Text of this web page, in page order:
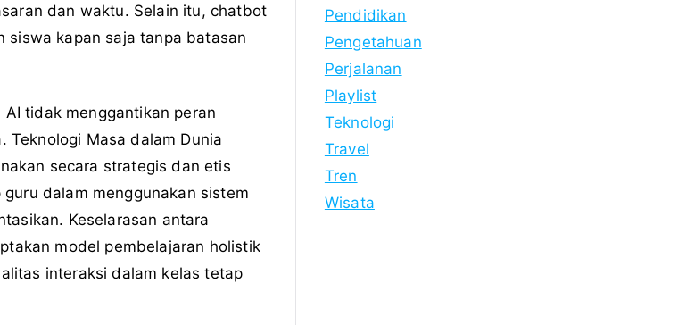
dan waktu. Selain itu, chatbot
siswa kapan saja tanpa batasan
tidak menggantikan peran
Masa dalam Dunia
secara strategis dan etis
dalam menggunakan sistem
Keselarasan antara
model pembelajaran holistik
interaksi dalam kelas tetap
Pendidikan
Pengetahuan
Perjalanan
Playlist
Teknologi
Travel
Tren
Wisata